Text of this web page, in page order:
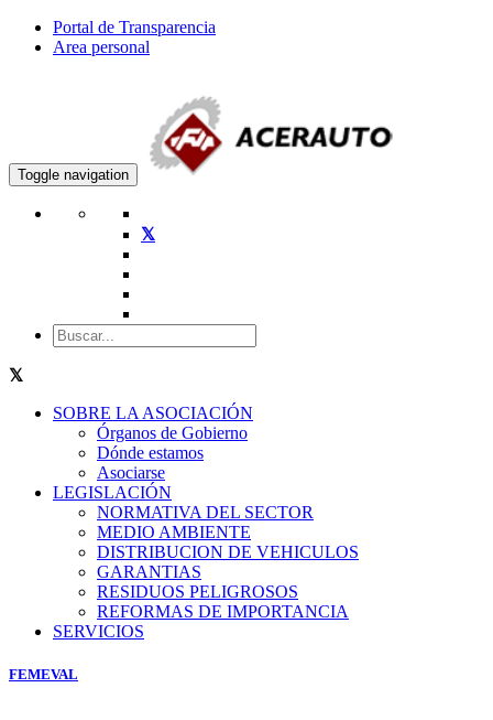
Portal de Transparencia
Area personal
Toggle navigation
SOBRE LA ASOCIACIÓN
Órganos de Gobierno
Dónde estamos
Asociarse
LEGISLACIÓN
NORMATIVA DEL SECTOR
MEDIO AMBIENTE
DISTRIBUCION DE VEHICULOS
GARANTIAS
RESIDUOS PELIGROSOS
REFORMAS DE IMPORTANCIA
SERVICIOS
FEMEVAL